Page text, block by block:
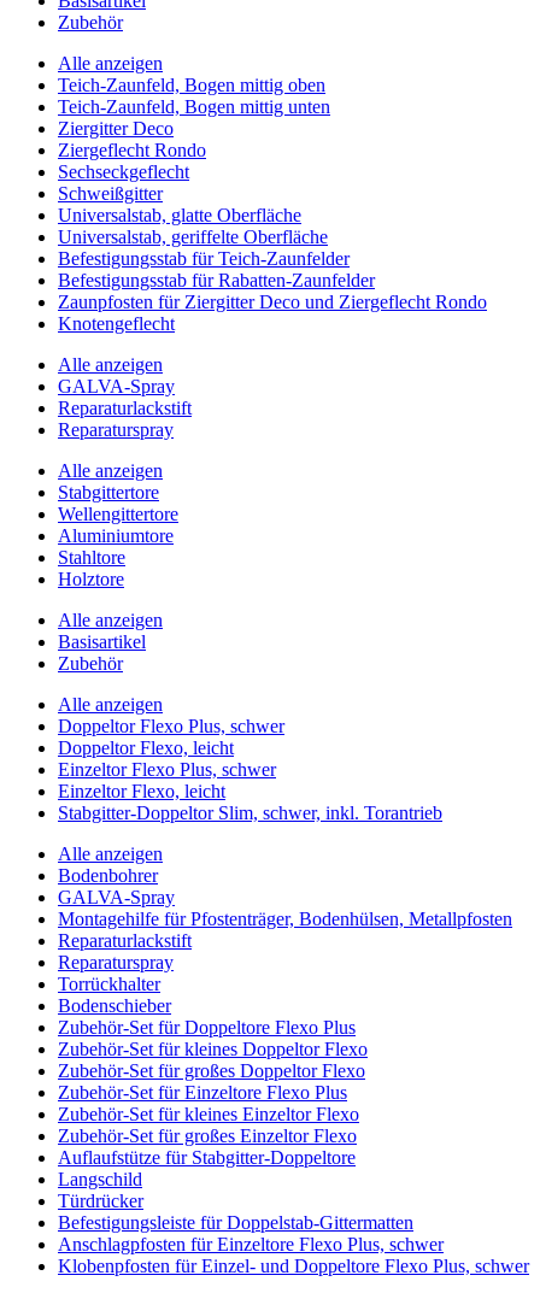
Zubehör
Alle anzeigen
Teich-Zaunfeld, Bogen mittig oben
Teich-Zaunfeld, Bogen mittig unten
Ziergitter Deco
Ziergeflecht Rondo
Sechseckgeflecht
Schweißgitter
Universalstab, glatte Oberfläche
Universalstab, geriffelte Oberfläche
Befestigungsstab für Teich-Zaunfelder
Befestigungsstab für Rabatten-Zaunfelder
Zaunpfosten für Ziergitter Deco und Ziergeflecht Rondo
Knotengeflecht
Alle anzeigen
GALVA-Spray
Reparaturlackstift
Reparaturspray
Alle anzeigen
Stabgittertore
Wellengittertore
Aluminiumtore
Stahltore
Holztore
Alle anzeigen
Basisartikel
Zubehör
Alle anzeigen
Doppeltor Flexo Plus, schwer
Doppeltor Flexo, leicht
Einzeltor Flexo Plus, schwer
Einzeltor Flexo, leicht
Stabgitter-Doppeltor Slim, schwer, inkl. Torantrieb
Alle anzeigen
Bodenbohrer
GALVA-Spray
Montagehilfe für Pfostenträger, Bodenhülsen, Metallpfosten
Reparaturlackstift
Reparaturspray
Torrückhalter
Bodenschieber
Zubehör-Set für Doppeltore Flexo Plus
Zubehör-Set für kleines Doppeltor Flexo
Zubehör-Set für großes Doppeltor Flexo
Zubehör-Set für Einzeltore Flexo Plus
Zubehör-Set für kleines Einzeltor Flexo
Zubehör-Set für großes Einzeltor Flexo
Auflaufstütze für Stabgitter-Doppeltore
Langschild
Türdrücker
Befestigungsleiste für Doppelstab-Gittermatten
Anschlagpfosten für Einzeltore Flexo Plus, schwer
Klobenpfosten für Einzel- und Doppeltore Flexo Plus, schwer